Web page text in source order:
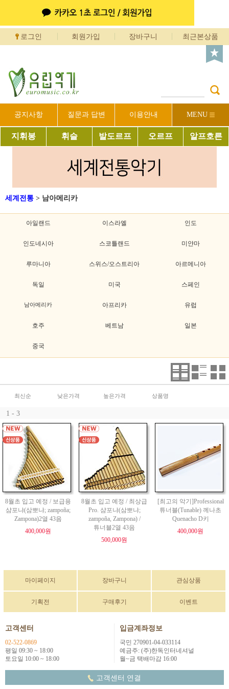
로그인 회원가입 장바구니 최근본상품
공지사항 질문과 답변 이용안내 MENU
지휘봉 휘슬 발도르프 오르프 알프호른
세계전통 > 남아메리카
아일랜드 이스라엘 인도
인도네시아 스코틀랜드 미얀마
루마니아 스위스/오스트리아 아르메니아
독일 미국 스페인
남아메리카 아프리카 유럽
호주 베트남 일본
중국
최신순 낮은가격 높은가격 상품명
1 - 3
8월초 입고 예정 / 보급용
샴포냐(삼뽀냐; zampoña;
Zampona)2열 43음
400,000원
8월초 입고 예정 / 최상급
Pro. 샴포냐(삼뽀냐;
zampoña, Zampona) /
튜너블2열 43음
500,000원
[최고의 악기]Professional
튜너블(Tunable) 께나초
Quenacho D키
400,000원
마이페이지 장바구니 관심상품
기획전 구매후기 이벤트
고객센터
02-522-0869
평일 09:30 ~ 18:00
토요일 10:00 ~ 18:00
입금계좌정보
국민 270901-04-033114
예금주: (주)한독인터네셔널
월~금 택배마감 16:00
고객센터 연결